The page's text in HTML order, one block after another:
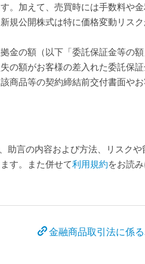
。加えて、売買時には手数料や金
規公開株式は特に価格変動リス
金の額（以下「委託保証金等の額
の額がお客様の差入れた委託保
商品等の契約締結前交付書面やお
助言の内容および方法、リスクや
す。また併せて利用規約をお読
金融商品取引法に係